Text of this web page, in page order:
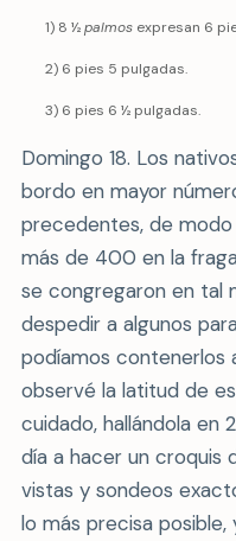
1) 8 ½palmosexpresan 6
2) 6 pies 5 pulgadas.
3) 6 pies 6 ½ pulgadas.
Domingo 18. Los
bordo en mayor
precedentes, de
más de 400 en la
se congregaron en tal
despedir a algunos
podíamos contenerlos
observé la latitud de
cuidado, hallándola en
día a hacer un croquis
vistas y sondeos
lo más precisa